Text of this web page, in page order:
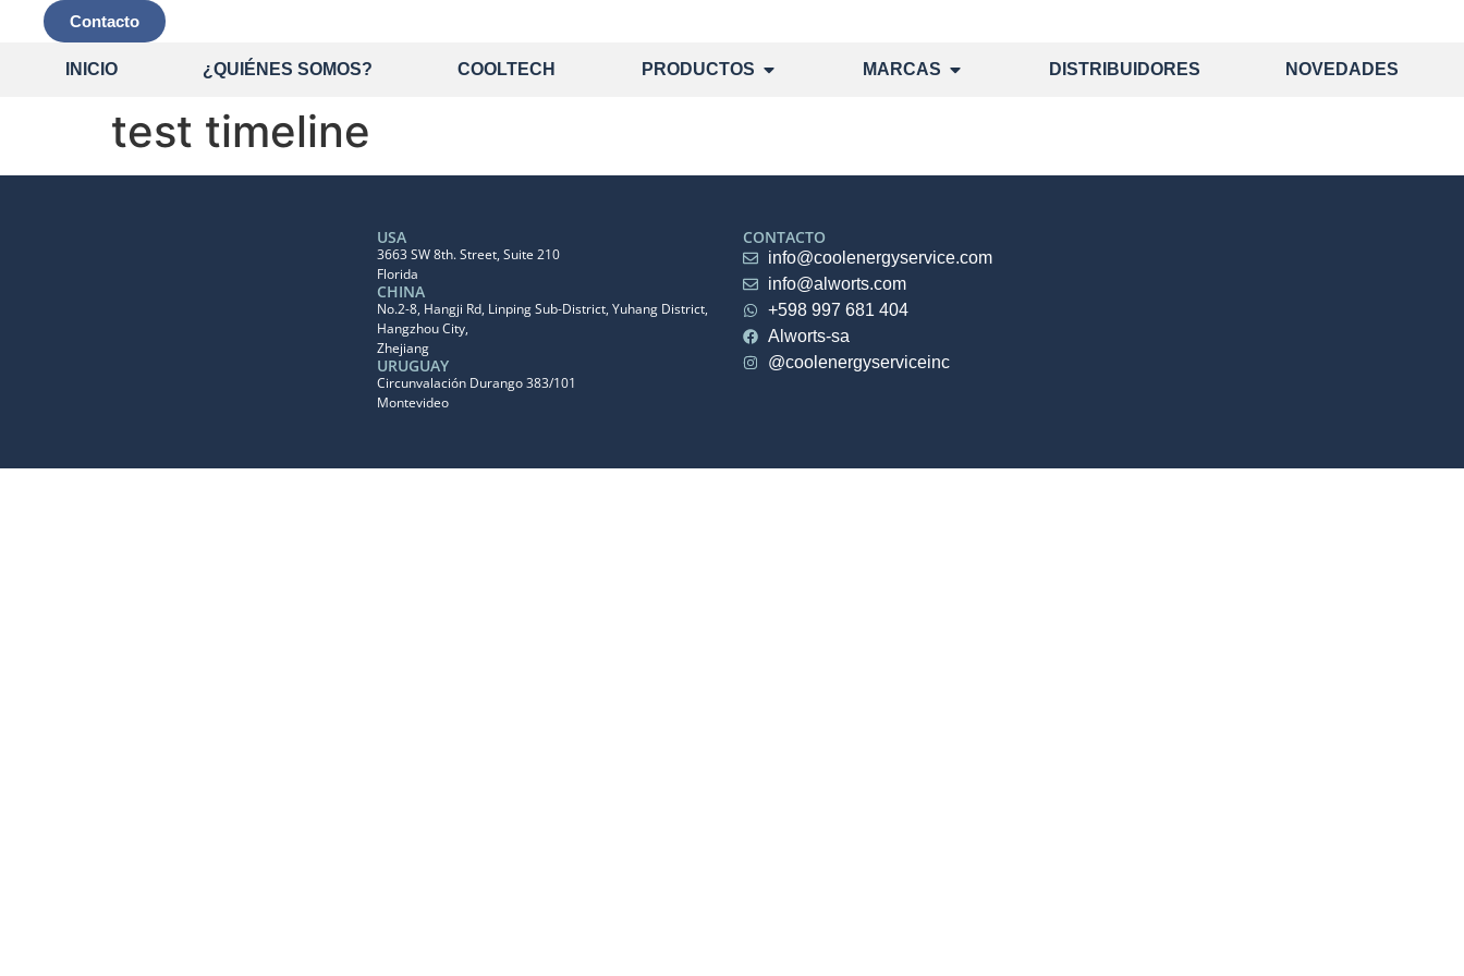
Contacto
INICIO ¿QUIÉNES SOMOS? COOLTECH PRODUCTOS MARCAS DISTRIBUIDORES NOVEDADES
test timeline
USA
3663 SW 8th. Street, Suite 210
Florida
CHINA
No.2-8, Hangji Rd, Linping Sub-District, Yuhang District,
Hangzhou City,
Zhejiang
URUGUAY
Circunvalación Durango 383/101
Montevideo
CONTACTO
info@coolenergyservice.com
info@alworts.com
+598 997 681 404
Alworts-sa
@coolenergyserviceinc